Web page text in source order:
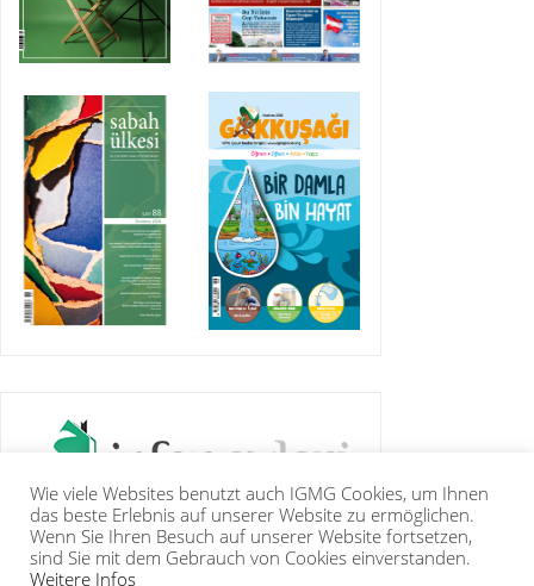
Wie viele Websites benutzt auch IGMG Cookies, um Ihnen
das beste Erlebnis auf unserer Website zu ermöglichen.
Wenn Sie Ihren Besuch auf unserer Website fortsetzen,
sind Sie mit dem Gebrauch von Cookies einverstanden.
Weitere Infos